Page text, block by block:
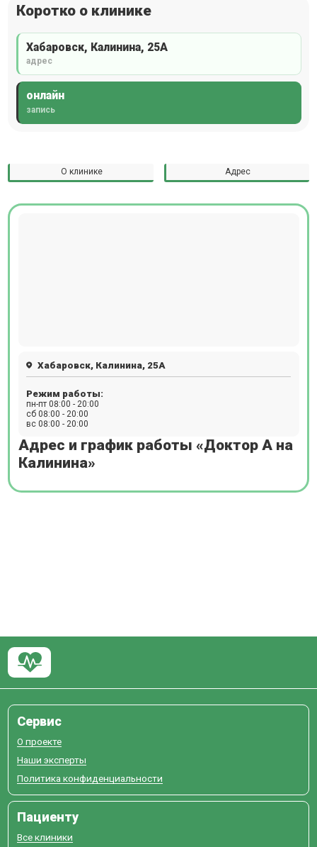
Коротко о клинике
Хабаровск, Калинина, 25А
адрес
онлайн
запись
О клинике Адрес
Адрес и график работы «Доктор А на
Калинина»
Хабаровск, Калинина, 25А
Режим работы:
пн-пт 08:00 - 20:00
сб 08:00 - 20:00
вс 08:00 - 20:00
Сервис
О проекте
Наши эксперты
Политика конфиденциальности
Пациенту
Все клиники